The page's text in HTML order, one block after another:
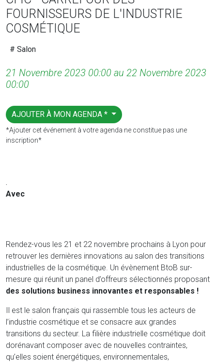
FOURNISSEURS DE L'INDUSTRIE
COSMÉTIQUE
# Salon
21 Novembre 2023 00:00 au 22 Novembre 2023
00:00
AJOUTER À MON AGENDA *
*Ajouter cet événement à votre agenda ne constitue pas une
inscription*
.
Avec
Rendez-vous les 21 et 22 novembre prochains à Lyon pour
retrouver les dernières innovations au salon des transitions
industrielles de la cosmétique. Un évènement BtoB sur-
mesure qui réunit un panel d’offreurs sélectionnés proposant
des solutions business innovantes et responsables !
Il est le salon français qui rassemble tous les acteurs de
l’industrie cosmétique et se consacre aux grandes
transitions du secteur. La filière industrielle cosmétique doit
dorénavant composer avec de nouvelles contraintes,
qu’elles soient énergétiques, environnementales,